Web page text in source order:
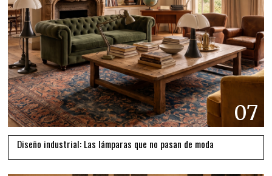
07
Diseño industrial: Las lámparas que no pasan de moda